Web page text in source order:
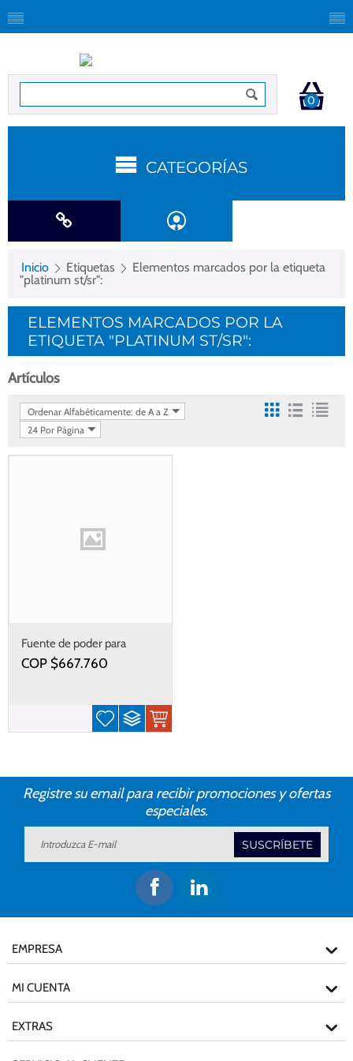
0
CATEGORÍAS
Inicio Etiquetas
Elementos marcados por la etiqueta
"platinum st/sr":
ELEMENTOS MARCADOS POR LA
ETIQUETA "PLATINUM ST/SR":
Artículos
Ordenar Alfabéticamente: de A a Z
24 Por Página
Fuente de poder para
servidor Lenovo 550 W
Platinum ST/SR
COP $667.760
Registre su email para recibir promociones y ofertas
especiales.
SUSCRÍBETE
EMPRESA
MI CUENTA
EXTRAS